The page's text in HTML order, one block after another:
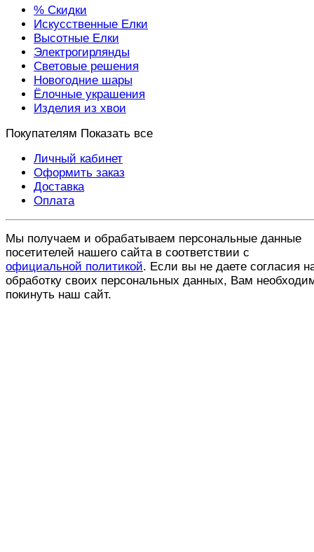
% Скидки
Искусственные Елки
Высотные Елки
Электрогирлянды
Световые решения
Новогодние шары
Ёлочные украшения
Изделия из хвои
Покупателям Показать все
Личный кабинет
Оформить заказ
Доставка
Оплата
Мы получаем и обрабатываем персональные данные
посетителей нашего сайта в соответствии с
официальной политикой. Если вы не даете согласия
обработку своих персональных данных, Вам
покинуть наш сайт.